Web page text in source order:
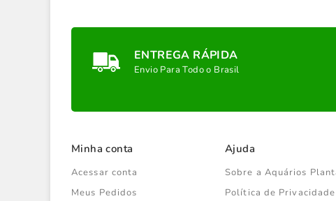
ENTREGA RÁPIDA
Envio Para Todo o Brasil
Minha conta
Acessar conta
Meus Pedidos
Ajuda
Sobre a Aquários
Política de Privacidade